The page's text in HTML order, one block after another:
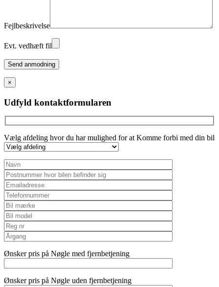
Fejlbeskrivelse
Evt. vedhæft fil
Please
leave
this
field
empty.
×
Udfyld kontaktformularen
Vælg afdeling hvor du har mulighed for at Komme forbi med din bil
Ønsker pris på Nøgle med fjernbetjening
Ønsker pris på Nøgle uden fjernbetjening